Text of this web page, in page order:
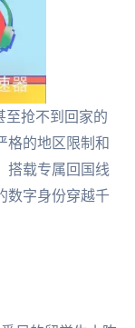
至抢不到回家的
的地区限制和
搭载专属回国线
数字身份穿越千